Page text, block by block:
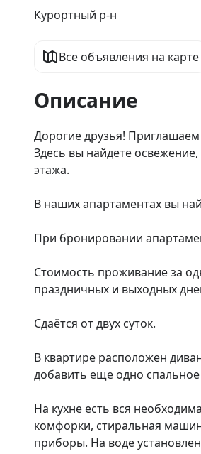
Курортный р-н
Все объявления на карте
Описание
Дорогие друзья!
Здесь вы найдете
этажа.
В наших апартаментах вы
При бронировании
Стоимость проживание за
праздничных и выходных
Сдаётся от двух суток.
В квартире расположен
добавить еще одно
На кухне есть вся
комфорки, стиральная
приборы. На воде